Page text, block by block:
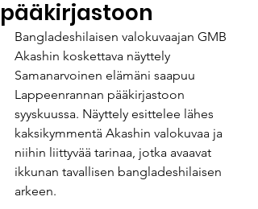
pääkirjastoon
Bangladeshilaisen valokuvaajan GMB
Akashin koskettava näyttely
Samanarvoinen elämäni saapuu
Lappeenrannan pääkirjastoon
syyskuussa. Näyttely esittelee lähes
kaksikymmentä Akashin valokuvaa ja
niihin liittyvää tarinaa, jotka avaavat
ikkunan tavallisen bangladeshilaisen
arkeen.